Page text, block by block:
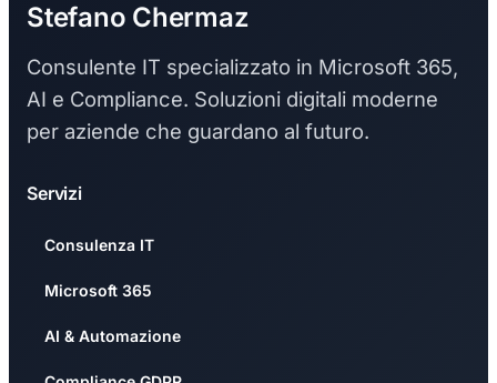
Stefano Chermaz
Consulente IT specializzato in Microsoft 365,
AI e Compliance. Soluzioni digitali moderne
per aziende che guardano al futuro.
Servizi
Consulenza IT
Microsoft 365
AI & Automazione